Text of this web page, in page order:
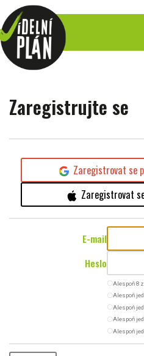
Zaregistrujte se
Zaregistrovat se
Zaregistrovat
E-mail
Heslo
radio_button_uncheckedAlespoň 8
radio_button_uncheckedAlespoň
radio_button_uncheckedAlespoň
radio_button_uncheckedAlespoň
radio_button_uncheckedAlespoň